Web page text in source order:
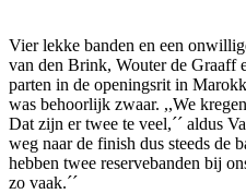
Vier lekke banden en een
van den Brink, Wouter de
parten in de openingsrit in
was behoorlijk zwaar. ,,We
Dat zijn er twee te veel,´´ aldus
weg naar de finish dus steeds de
hebben twee reservebanden bij
zo vaak.´´